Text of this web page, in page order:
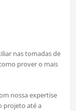
nas tomadas de
prover o mais
nossa expertise
projeto até a